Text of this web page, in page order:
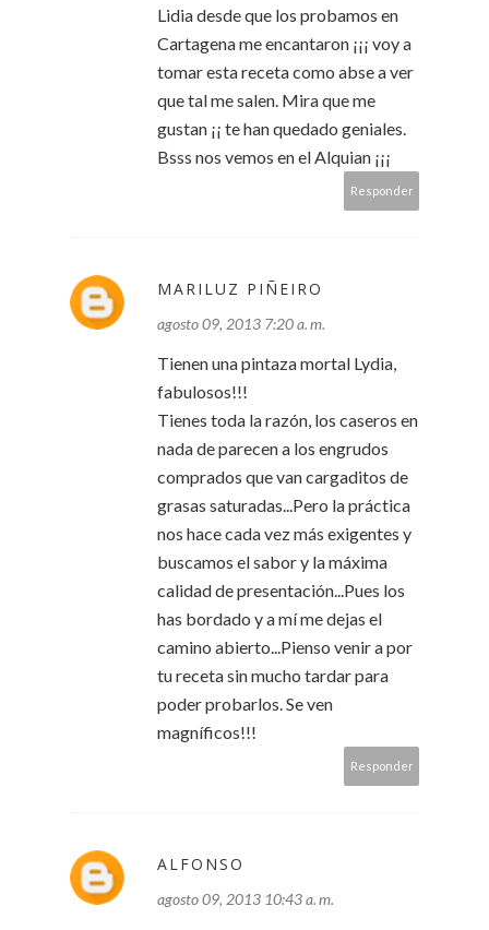
Lidia desde que los probamos en
Cartagena me encantaron ¡¡¡ voy a
tomar esta receta como abse a ver
que tal me salen. Mira que me
gustan ¡¡ te han quedado geniales.
Bsss nos vemos en el Alquian ¡¡¡
Responder
MARILUZ PIÑEIRO
agosto 09, 2013 7:20 a. m.
Tienen una pintaza mortal Lydia,
fabulosos!!!
Tienes toda la razón, los caseros en
nada de parecen a los engrudos
comprados que van cargaditos de
grasas saturadas...Pero la práctica
nos hace cada vez más exigentes y
buscamos el sabor y la máxima
calidad de presentación...Pues los
has bordado y a mí me dejas el
camino abierto...Pienso venir a por
tu receta sin mucho tardar para
poder probarlos. Se ven
magníficos!!!
Responder
ALFONSO
agosto 09, 2013 10:43 a. m.